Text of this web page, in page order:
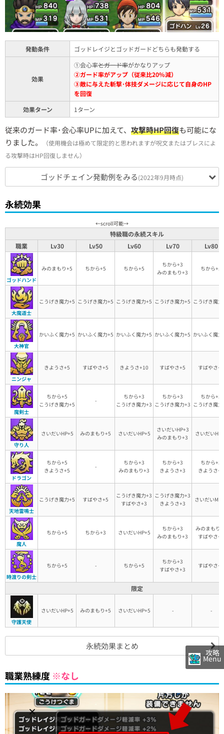
発動条件 ゴッドレイジとゴッドガードどちらも発動する
効果
①会心率とガード率がかなりアップ
②ガード率がアップ（従来比20%減）
③敵に与えた斬撃･体技ダメージに応じて自身のHP
を回復
効果ターン
1ターン
従来のガード率･会心率UPに加えて、 攻撃時HP回復も可能にな
りました。
（使用機会は極めて限定的と思われますが呪文またはブレスによ
る攻撃時はHP回復しません）
ゴッドチェイン発動例をみる(2022年9月時点)
永続効果
特級職の永続スキル
職業
Lv30 Lv50 Lv60 Lv70 Lv80
ゴッドハンド
みのまもり+5 ちから+5 ちから+5
ちから+3
みのまもり+3
ちから+5
大魔道士
こうげき魔力+5 こうげき魔力+5 こうげき魔力+5 こうげき魔力+5 こうげき魔
大神官
かいふく魔力+5 かいふく魔力+5 かいふく魔力+5 かいふく魔力+5 かいふく魔
ニンジャ
きようさ+5 すばやさ+5 きようさ+10 すばやさ+5 すばやさ+5
魔剣士
ちから+5
こうげき魔力+5
-
ちから+3
こうげき魔力+3
ちから+3
こうげき魔力+3
ちから+3
こうげき魔
守り人
さいだいHP+5 みのまもり+5 さいだいHP+5
さいだいHP+3
みのまもり+3
さいだい
ドラゴン
ちから+5
きようさ+5
-
ちから+3
みのまもり+3
ちから+3
きようさ+3
ちから+3
きようさ+3
天地雷鳴士
こうげき魔力+5 すばやさ+5
こうげき魔力+3
すばやさ+3
こうげき魔力+3
きようさ+3
さいだい
魔人
ちから+5 ちから+3 さいだいHP+5
ちから+3
みのまもり+3
みのまもり
すばやさ+3
時渡りの剣士
ちから+5 - ちから+5
ちから+3
すばやさ+3
すばやさ+5
限定
守護天使
さいだいHP+5 みのまもり+5 さいだいHP+5 - -
永続効果まとめ
職業熟練度 ※なし
攻略
Menu